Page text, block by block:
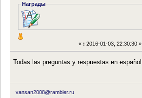
Награды
« : 2016-01-03, 22:30:30 »
Todas las preguntas y respuestas en español
vansan2008@rambler.ru